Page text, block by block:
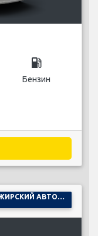
local_gas_station
Бензин